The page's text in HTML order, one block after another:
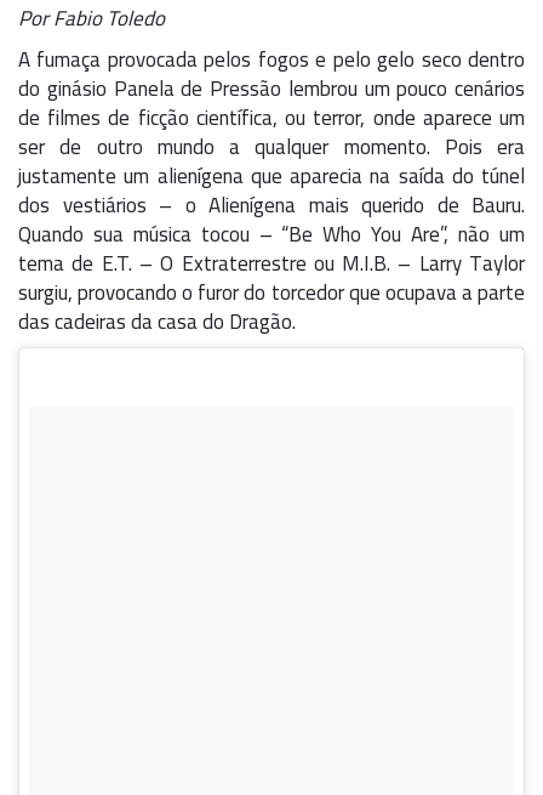
Por Fabio Toledo
A fumaça provocada pelos fogos e pelo gelo seco dentro
do ginásio Panela de Pressão lembrou um pouco cenários
de filmes de ficção científica, ou terror, onde aparece um
ser de outro mundo a qualquer momento. Pois era
justamente um alienígena que aparecia na saída do túnel
dos vestiários – o Alienígena mais querido de Bauru.
Quando sua música tocou – “Be Who You Are”, não um
tema de E.T. – O Extraterrestre ou M.I.B. – Larry Taylor
surgiu, provocando o furor do torcedor que ocupava a parte
das cadeiras da casa do Dragão.